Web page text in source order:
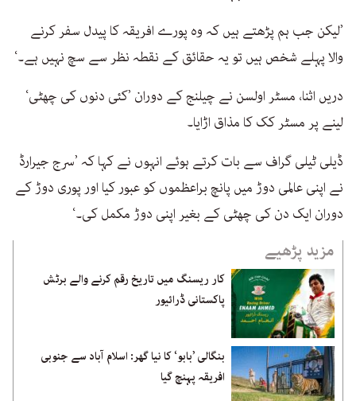
’لیکن جب ہم پڑھتے ہیں کہ وہ پورے افریقہ کا پیدل سفر کرنے
والا پہلے شخص ہیں تو یہ حقائق کے نقطہ نظر سے سچ نہیں ہے۔‘
دریں اثنا، مسٹر اولسن نے چیلنج کے دوران ’کئی دنوں کی چھٹی‘
لینے پر مسٹر کک کا مذاق اڑایا۔
ڈیلی ٹیلی گراف سے بات کرتے ہوئے انہوں نے کہا کہ ’سرج جیرارڈ
نے اپنی عالمی دوڑ میں پانچ براعظموں کو عبور کیا اور پوری دوڑ کے
دوران ایک دن کی چھٹی کے بغیر اپنی دوڑ مکمل کی۔‘
مزید پڑھیے
کار ریسنگ میں تاریخ رقم کرنے والے برٹش
پاکستانی ڈرائیور
بنگالی ’بابو‘ کا نیا گھر: اسلام آباد سے جنوبی
افریقہ پہنچ گیا